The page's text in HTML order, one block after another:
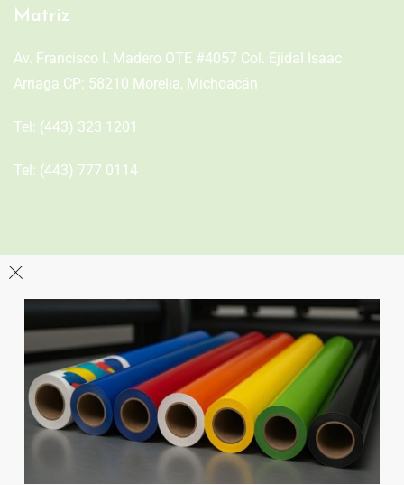
Matriz
Av. Francisco I. Madero OTE #4057 Col. Ejidal Isaac
Arriaga CP: 58210 Morelia, Michoacán
Tel: (443) 323 1201
Tel: (443) 777 0114
León
Sucursal
Av del Astillero 129 Centro bodeguero Las Trojes León,
Guanajuato
Tel: (477) 776 8994